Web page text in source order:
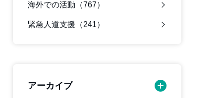
海外での活動（767）
緊急人道支援（241）
アーカイブ